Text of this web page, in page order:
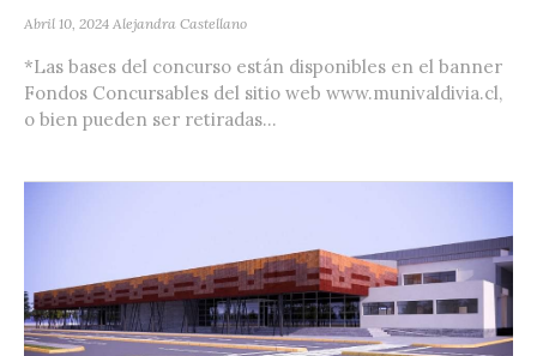
Abril 10, 2024 Alejandra Castellano
*Las bases del concurso están disponibles en el banner
Fondos Concursables del sitio web www.munivaldivia.cl,
o bien pueden ser retiradas...